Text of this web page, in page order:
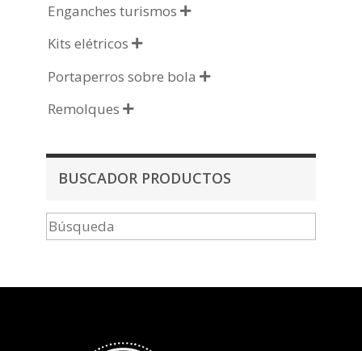
Enganches turismos 
Kits elétricos 
Portaperros sobre bola 
Remolques 
BUSCADOR PRODUCTOS